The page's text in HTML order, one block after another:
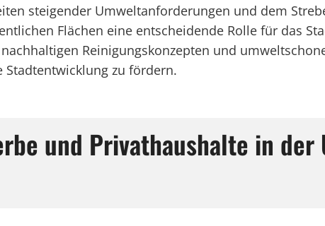
steigender Umweltanforderungen und dem
Flächen eine entscheidende Rolle für das
Reinigungskonzepten und
zu fördern.
und Privathaushalte in der